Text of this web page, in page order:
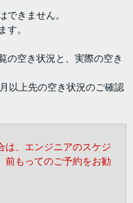
できません。
す。
の空き状況と、実際の空き
以上先の空き状況のご確認
は、エンジニアのスケジ
前もってのご予約をお勧